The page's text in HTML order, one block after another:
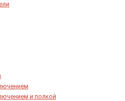
и полкой